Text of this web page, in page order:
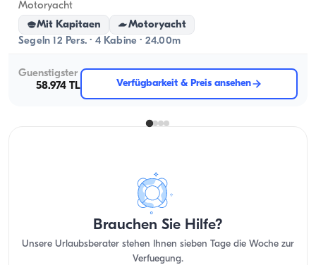
Motoryacht
Mit Kapitaen
Motoryacht
Segeln 12 Pers. · 4 Kabine · 24.00m
Guenstigster
58.974 TL
Verfügbarkeit & Preis ansehen
Brauchen Sie Hilfe?
Unsere Urlaubsberater stehen Ihnen sieben Tage die Woche zur
Verfuegung.